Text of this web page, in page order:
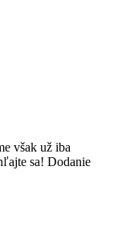
však už iba
sa! Dodanie